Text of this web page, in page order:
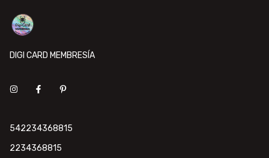
DIGI CARD MEMBRESÍA
542234368815
2234368815